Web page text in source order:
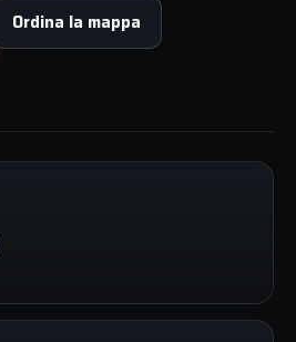
Ordina la mappa